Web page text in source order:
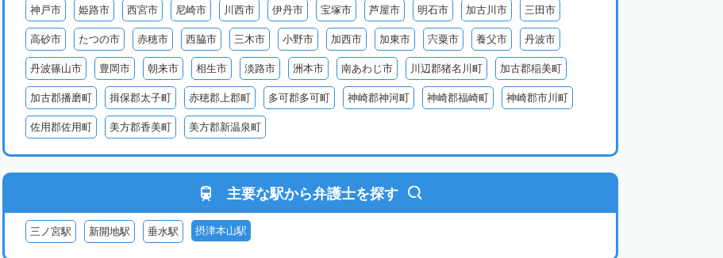
神戸市 姫路市 西宮市 尼崎市 川西市 伊丹市 宝塚市 芦屋市 明石市 加古川市 三田市
高砂市 たつの市 赤穂市 西脇市 三木市 小野市 加西市 加東市 宍粟市 養父市 丹波市
丹波篠山市 豊岡市 朝来市 相生市 淡路市 洲本市 南あわじ市 川辺郡猪名川町 加古郡稲美町
加古郡播磨町 揖保郡太子町 赤穂郡上郡町 多可郡多可町 神崎郡神河町 神崎郡福崎町 神崎郡市川町
佐用郡佐用町 美方郡香美町 美方郡新温泉町
主要な駅から弁護士を探す
三ノ宮駅 新開地駅 垂水駅 摂津本山駅